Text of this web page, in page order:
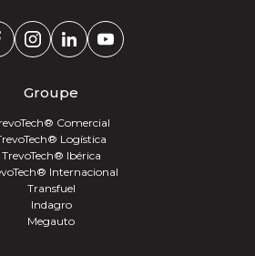
Groupe
Comercial
Logística
TrevoTech® Ibérica
Internacional
Transfuel
Indagro
Megauto